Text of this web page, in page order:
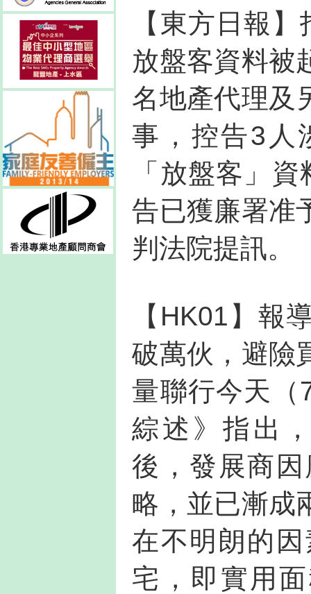
【東方日報
放盤客資料被
名地產代理及
事，控告3人
「放盤客」
告已獲廉署准
判法院提訊。
【HK01】報
破萬伙，避險
量聯行今天（
綜述》指出
後，發展商
略，並已漸成
在不明朗的
宅，即實用